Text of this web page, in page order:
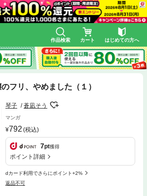
作品検索 カート はじめての方へ
フリ、やめました（１）
琴子 蒼凪そう
マンガ
792 (税込)
7pt獲得
ポイント詳細
dカード利用でさらにポイント+2%
返品不可